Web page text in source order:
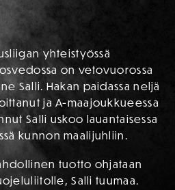
yhteistyössä
on vetovuorossa
Salli. Hakan paidassa neljä
ja A-maajoukkueessa
Salli uskoo lauantaisessa
kunnon maalijuhliin.
tuotto ohjataan
Salli tuumaa.